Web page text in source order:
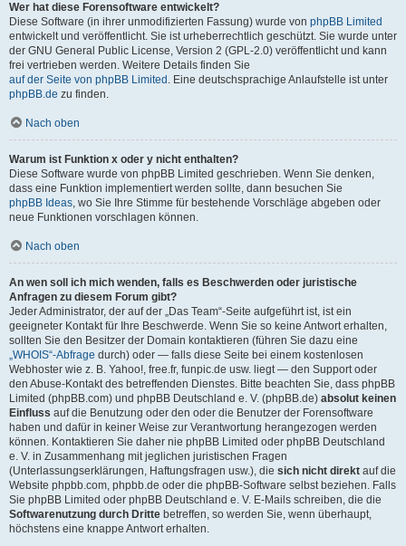
Wer hat diese Forensoftware entwickelt?
Diese Software (in ihrer unmodifizierten Fassung) wurde von phpBB Limited
entwickelt und veröffentlicht. Sie ist urheberrechtlich geschützt. Sie wurde unter
der GNU General Public License, Version 2 (GPL-2.0) veröffentlicht und kann
frei vertrieben werden. Weitere Details finden Sie
auf der Seite von phpBB Limited . Eine deutschsprachige Anlaufstelle ist unter
phpBB.de zu finden.
Nach oben
Warum ist Funktion x oder y nicht enthalten?
Diese Software wurde von phpBB Limited geschrieben. Wenn Sie denken,
dass eine Funktion implementiert werden sollte, dann besuchen Sie
phpBB Ideas, wo Sie Ihre Stimme für bestehende Vorschläge abgeben oder
neue Funktionen vorschlagen können.
Nach oben
An wen soll ich mich wenden, falls es Beschwerden oder juristische
Anfragen zu diesem Forum gibt?
Jeder Administrator, der auf der „Das Team“-Seite aufgeführt ist, ist ein
geeigneter Kontakt für Ihre Beschwerde. Wenn Sie so keine Antwort erhalten,
sollten Sie den Besitzer der Domain kontaktieren (führen Sie dazu eine
„WHOIS“-Abfrage durch) oder — falls diese Seite bei einem kostenlosen
Webhoster wie z. B. Yahoo!, free.fr, funpic.de usw. liegt — den Support oder
den Abuse-Kontakt des betreffenden Dienstes. Bitte beachten Sie, dass phpBB
Limited (phpBB.com) und phpBB Deutschland e. V. (phpBB.de) absolut keinen
Einfluss auf die Benutzung oder den oder die Benutzer der Forensoftware
haben und dafür in keiner Weise zur Verantwortung herangezogen werden
können. Kontaktieren Sie daher nie phpBB Limited oder phpBB Deutschland
e. V. in Zusammenhang mit jeglichen juristischen Fragen
(Unterlassungserklärungen, Haftungsfragen usw.), die sich nicht direkt auf die
Website phpbb.com, phpbb.de oder die phpBB-Software selbst beziehen. Falls
Sie phpBB Limited oder phpBB Deutschland e. V. E-Mails schreiben, die die
Softwarenutzung durch Dritte betreffen, so werden Sie, wenn überhaupt,
höchstens eine knappe Antwort erhalten.